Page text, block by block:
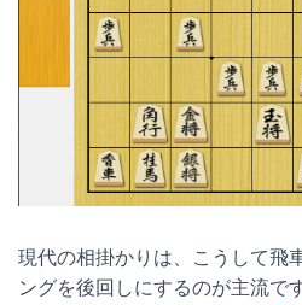
現代の相掛かりは、こうして飛
ングを後回しにするのが主流で